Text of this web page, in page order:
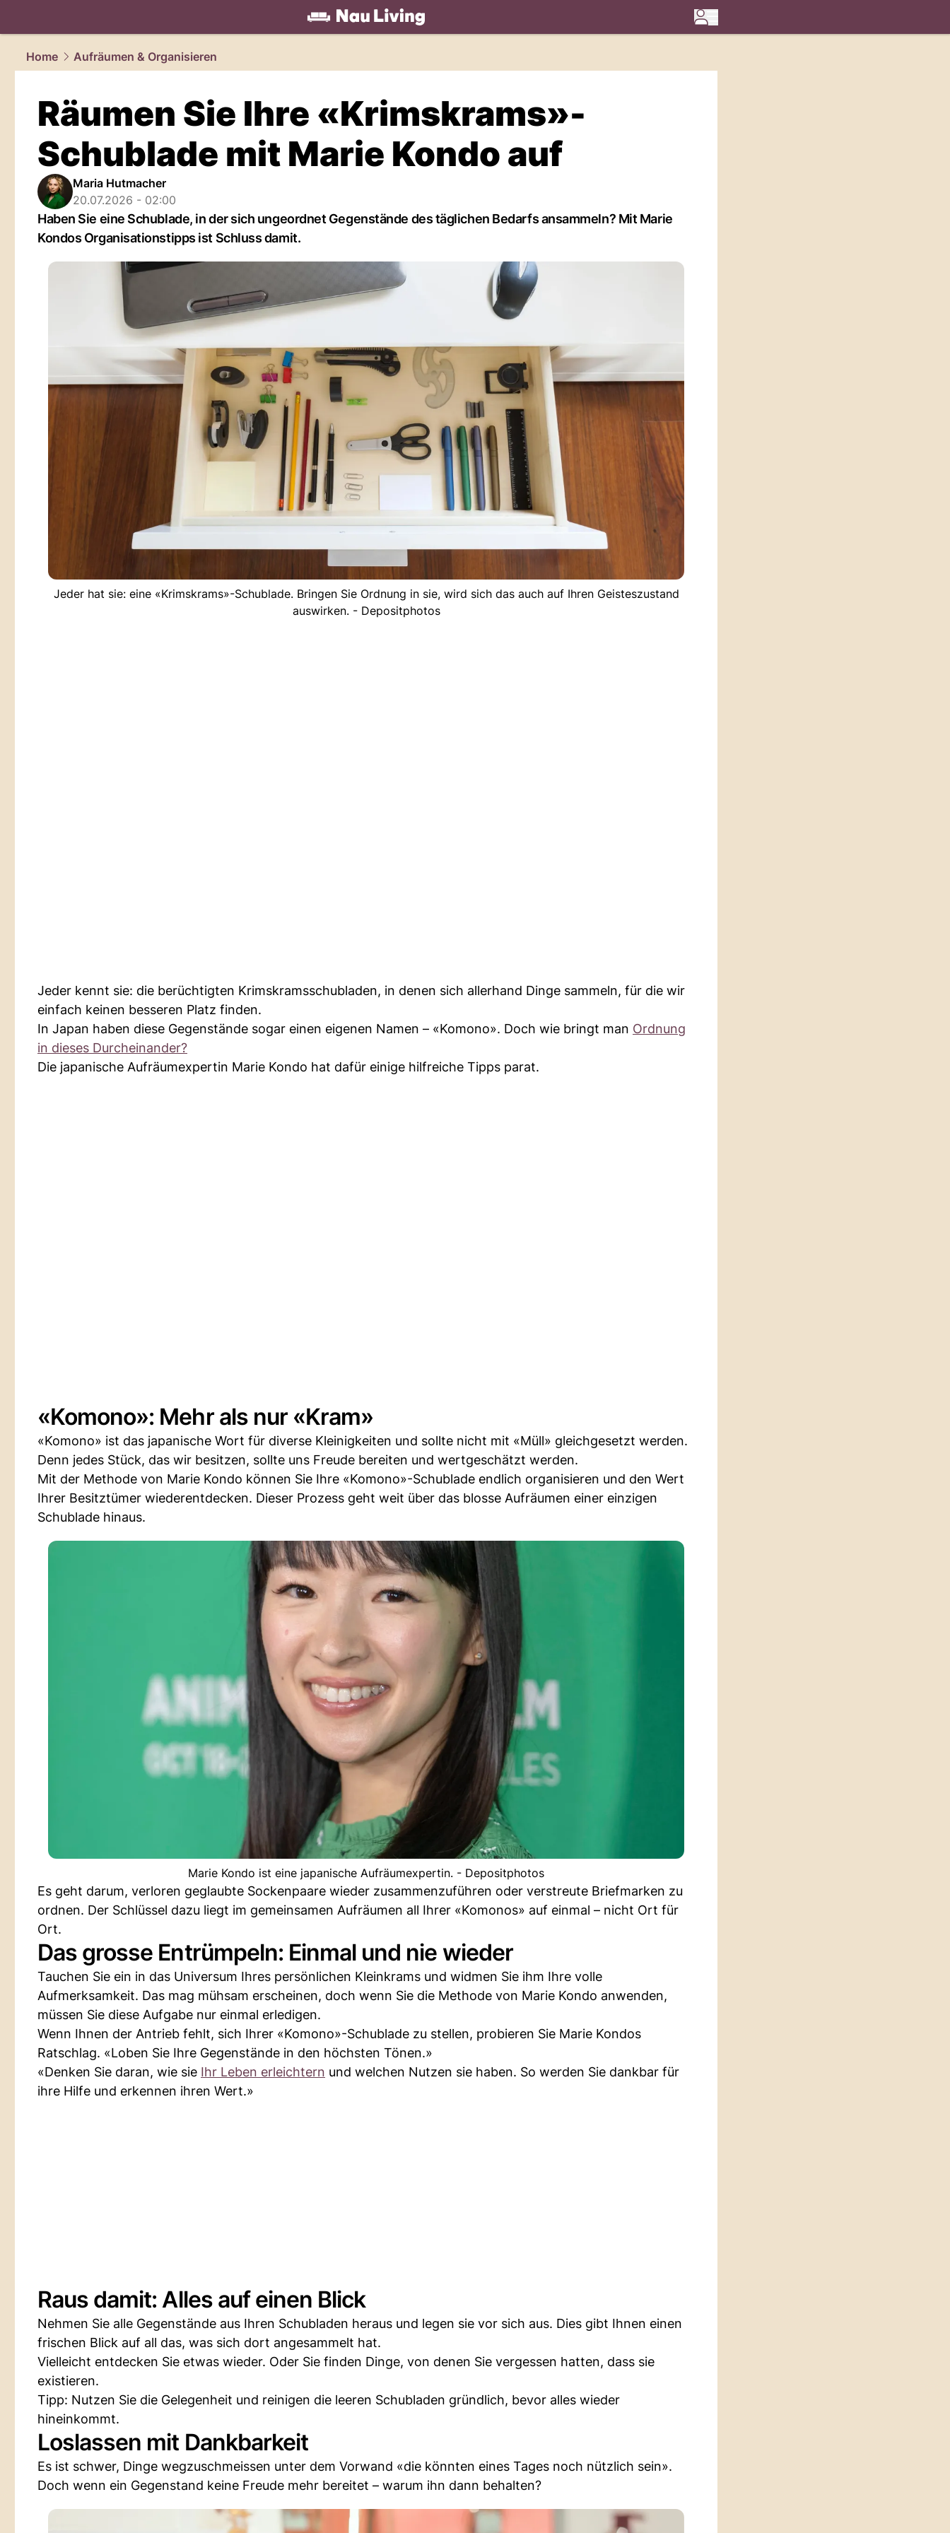
living.NAU.ch
Home
Aufräumen & Organisieren
Räumen Sie Ihre «Krimskrams»-
Schublade mit Marie Kondo auf
Maria Hutmacher
20.07.2026 - 02:00
Haben Sie eine Schublade, in der sich ungeordnet Gegenstände des täglichen Bedarfs ansammeln? Mit Marie
Kondos Organisationstipps ist Schluss damit.
Jeder hat sie: eine «Krimskrams»-Schublade. Bringen Sie Ordnung in sie, wird sich das auch auf Ihren Geisteszustand
auswirken. - Depositphotos
Jeder kennt sie: die berüchtigten Krimskramsschubladen, in denen sich allerhand Dinge sammeln, für die wir
einfach keinen besseren Platz finden.
In Japan haben diese Gegenstände sogar einen eigenen Namen – «Komono». Doch wie bringt man Ordnung
in dieses Durcheinander?
Die japanische Aufräumexpertin Marie Kondo hat dafür einige hilfreiche Tipps parat.
«Komono»: Mehr als nur «Kram»
«Komono» ist das japanische Wort für diverse Kleinigkeiten und sollte nicht mit «Müll» gleichgesetzt werden.
Denn jedes Stück, das wir besitzen, sollte uns Freude bereiten und wertgeschätzt werden.
Mit der Methode von Marie Kondo können Sie Ihre «Komono»-Schublade endlich organisieren und den Wert
Ihrer Besitztümer wiederentdecken. Dieser Prozess geht weit über das blosse Aufräumen einer einzigen
Schublade hinaus.
Marie Kondo ist eine japanische Aufräumexpertin. - Depositphotos
Es geht darum, verloren geglaubte Sockenpaare wieder zusammenzuführen oder verstreute Briefmarken zu
ordnen. Der Schlüssel dazu liegt im gemeinsamen Aufräumen all Ihrer «Komonos» auf einmal – nicht Ort für
Ort.
Das grosse Entrümpeln: Einmal und nie wieder
Tauchen Sie ein in das Universum Ihres persönlichen Kleinkrams und widmen Sie ihm Ihre volle
Aufmerksamkeit. Das mag mühsam erscheinen, doch wenn Sie die Methode von Marie Kondo anwenden,
müssen Sie diese Aufgabe nur einmal erledigen.
Wenn Ihnen der Antrieb fehlt, sich Ihrer «Komono»-Schublade zu stellen, probieren Sie Marie Kondos
Ratschlag. «Loben Sie Ihre Gegenstände in den höchsten Tönen.»
«Denken Sie daran, wie sie Ihr Leben erleichtern und welchen Nutzen sie haben. So werden Sie dankbar für
ihre Hilfe und erkennen ihren Wert.»
Raus damit: Alles auf einen Blick
Nehmen Sie alle Gegenstände aus Ihren Schubladen heraus und legen sie vor sich aus. Dies gibt Ihnen einen
frischen Blick auf all das, was sich dort angesammelt hat.
Vielleicht entdecken Sie etwas wieder. Oder Sie finden Dinge, von denen Sie vergessen hatten, dass sie
existieren.
Tipp: Nutzen Sie die Gelegenheit und reinigen die leeren Schubladen gründlich, bevor alles wieder
hineinkommt.
Loslassen mit Dankbarkeit
Es ist schwer, Dinge wegzuschmeissen unter dem Vorwand «die könnten eines Tages noch nützlich sein».
Doch wenn ein Gegenstand keine Freude mehr bereitet – warum ihn dann behalten?